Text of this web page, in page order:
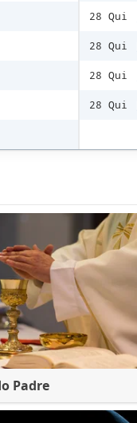
28 Qui
28 Qui
28 Qui
28 Qui
Padre